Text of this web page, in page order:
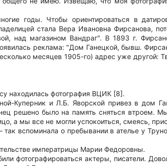
годы. Чтобы ориентироваться в
стала Вера Ивановна Фирсанова,
над магазином Вандраг". В 1893 г.
реклама: "Дом Ганецкой, бывш.
месяцев 1905-го) адрес уже другой:
находилась фотография ВЦИК [8].
Куперник и Л.Б. Яворской привез в дом
решено было на память сняться втроем.
а мы все не могли успокоиться, смеясь,
вспоминала о пребывании в ателье у
императрицы Марии Федоровны.
фотографироваться актеры, писатели.